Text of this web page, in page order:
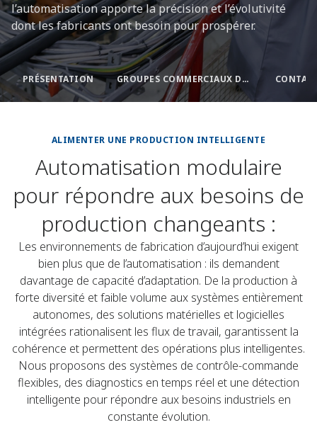
l’automatisation apporte la précision et l’évolutivité
dont les fabricants ont besoin pour prospérer.
PRÉSENTATION GROUPES COMMERCIAUX DANS LE DOMAINE DE L’AUTOMATISATION INDUSTRIELLE
ALIMENTER UNE PRODUCTION INTELLIGENTE
Automatisation modulaire
pour répondre aux besoins de
production changeants :
Les environnements de fabrication d’aujourd’hui exigent
bien plus que de l’automatisation : ils demandent
davantage de capacité d’adaptation. De la production à
forte diversité et faible volume aux systèmes entièrement
autonomes, des solutions matérielles et logicielles
intégrées rationalisent les flux de travail, garantissent la
cohérence et permettent des opérations plus intelligentes.
Nous proposons des systèmes de contrôle-commande
flexibles, des diagnostics en temps réel et une détection
intelligente pour répondre aux besoins industriels en
constante évolution.